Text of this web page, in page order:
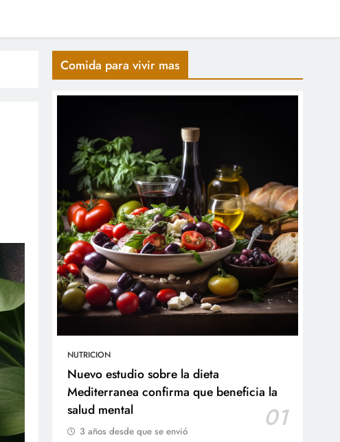
Comida para vivir mas
NUTRICION
Nuevo estudio sobre la dieta
Mediterranea confirma que beneficia la
salud mental
01
3 años desde que se envió